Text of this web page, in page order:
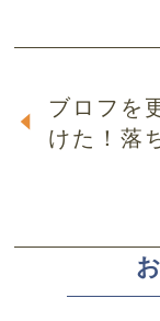
ブロフを
けた！落